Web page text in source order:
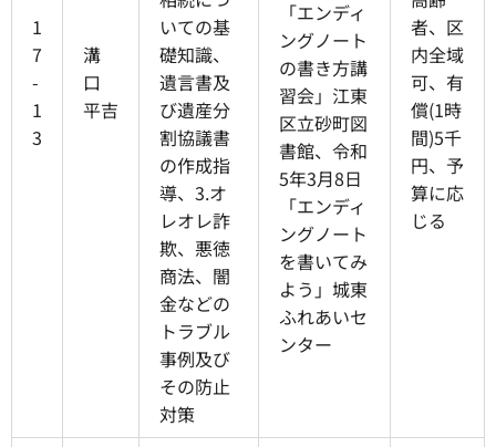
1
7
-
1
3
溝
口
平吉
いての基
礎知識、
遺言書及
び遺産分
割協議書
の作成指
導、3.オ
レオレ詐
欺、悪徳
商法、闇
金などの
トラブル
事例及び
その防止
対策
「エンディ
ングノート
の書き方講
習会」江東
区立砂町図
書館、令和
5年3月8日
「エンディ
ングノート
を書いてみ
よう」城東
ふれあいセ
ンター
者、区
内全域
可、有
償(1時
間)5千
円、予
算に応
じる